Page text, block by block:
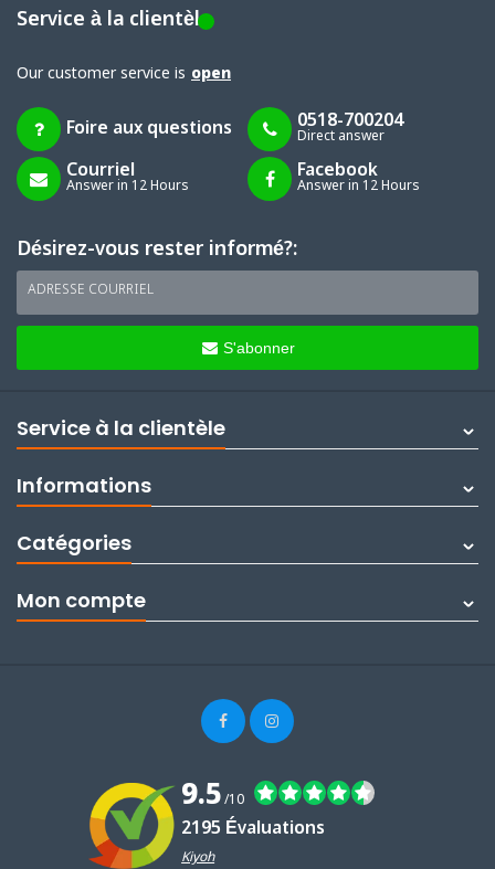
Service à la clientèle
Our customer service is open
Foire aux questions 0518-700204
Direct answer
Courriel
Answer in 12 Hours
Facebook
Answer in 12 Hours
Désirez-vous rester informé?:
ADRESSE COURRIEL
S'abonner
Service à la clientèle
Informations
Catégories
Mon compte
9.5/10
2195 Évaluations
Kiyoh